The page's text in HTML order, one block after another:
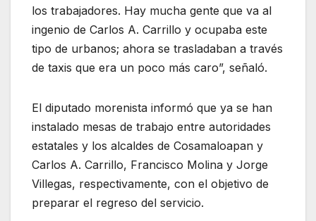
los trabajadores. Hay mucha gente que va al
ingenio de Carlos A. Carrillo y ocupaba este
tipo de urbanos; ahora se trasladaban a través
de taxis que era un poco más caro”, señaló.
El diputado morenista informó que ya se han
instalado mesas de trabajo entre autoridades
estatales y los alcaldes de Cosamaloapan y
Carlos A. Carrillo, Francisco Molina y Jorge
Villegas, respectivamente, con el objetivo de
preparar el regreso del servicio.